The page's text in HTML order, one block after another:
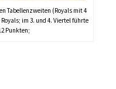
Tabellenzweiten (Royals mit 4
im 3. und 4. Viertel führte
Punkten;